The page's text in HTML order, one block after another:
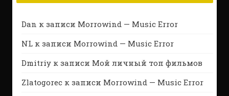
Dan к записи Morrowind — Music Error
NLк записи Morrowind — Music Error
Dmitriyк записи Мой личный топ фильмов
Zlatogorecк записи Morrowind — Music Error